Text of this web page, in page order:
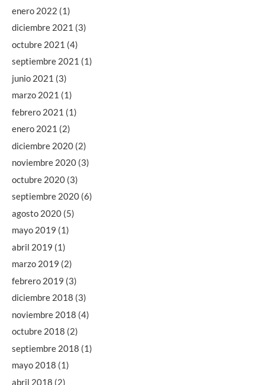
enero 2022 (1)
diciembre 2021 (3)
octubre 2021 (4)
septiembre 2021 (1)
junio 2021 (3)
marzo 2021 (1)
febrero 2021 (1)
enero 2021 (2)
diciembre 2020 (2)
noviembre 2020 (3)
octubre 2020 (3)
septiembre 2020 (6)
agosto 2020 (5)
mayo 2019 (1)
abril 2019 (1)
marzo 2019 (2)
febrero 2019 (3)
diciembre 2018 (3)
noviembre 2018 (4)
octubre 2018 (2)
septiembre 2018 (1)
mayo 2018 (1)
abril 2018 (2)